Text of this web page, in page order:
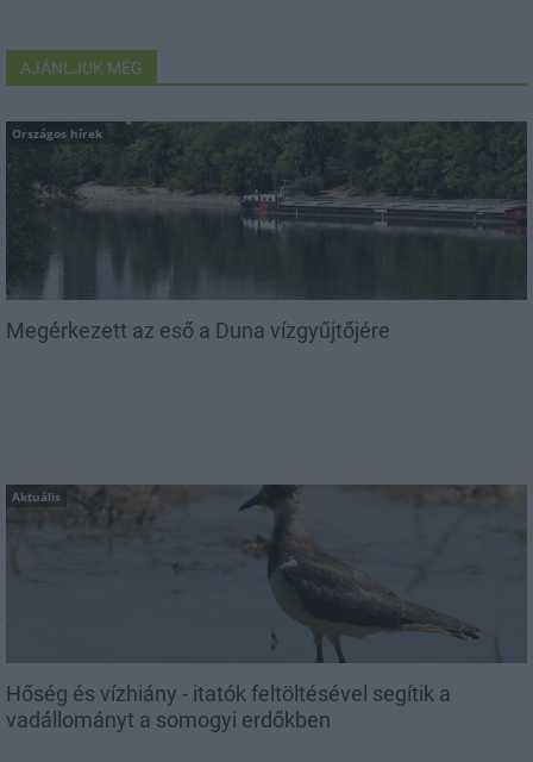
AJÁNLJUK MÉG
Országos hírek
Megérkezett az eső a Duna vízgyűjtőjére
Aktuális
Hőség és vízhiány - itatók feltöltésével segítik a
vadállományt a somogyi erdőkben